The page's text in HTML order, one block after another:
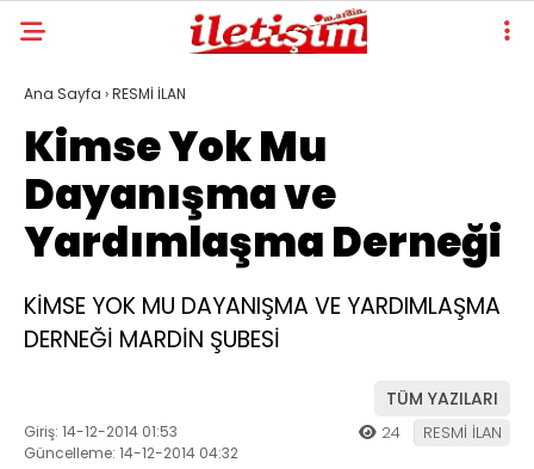
Ana Sayfa ›RESMİ İLAN
Kimse Yok Mu
Dayanışma ve
Yardımlaşma Derneği
KİMSE YOK MU DAYANIŞMA VE YARDIMLAŞMA
DERNEĞİ MARDİN ŞUBESİ
TÜM YAZILARI
Giriş: 14-12-2014 01:53
Güncelleme: 14-12-2014 04:32
24 RESMİ İLAN